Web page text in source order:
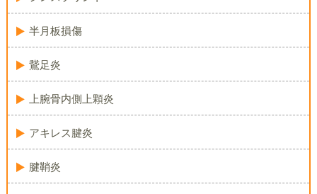
半月板損傷
鵞足炎
上腕骨内側上顆炎
アキレス腱炎
腱鞘炎